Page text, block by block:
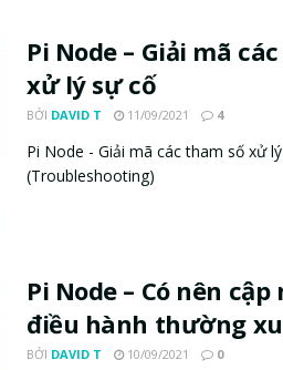
Pi Node – Giải mã
xử lý sự cố
BỞI DAVID T 11/09/2021 4
Pi Node - Giải mã các tham số xử
(Troubleshooting)
Pi Node – Có nên cập
điều hành thường
BỞI DAVID T 10/09/2021 0